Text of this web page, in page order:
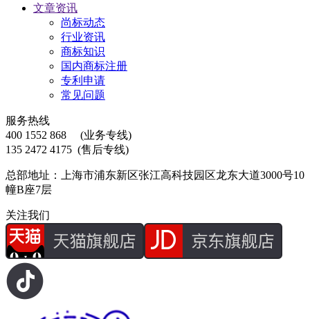
文章资讯
尚标动态
行业资讯
商标知识
国内商标注册
专利申请
常见问题
服务热线
400 1552 868
(业务专线)
135 2472 4175 (售后专线)
总部地址：上海市浦东新区张江高科技园区龙东大道3000号10
幢B座7层
关注我们